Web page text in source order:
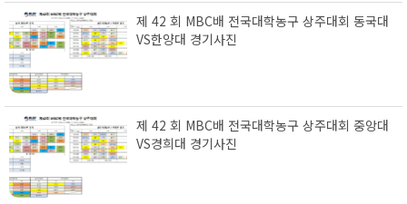
제 42 회 MBC배 전국대학농구 상주대회 동국대
VS한양대 경기사진
제 42 회 MBC배 전국대학농구 상주대회 중앙대
VS경희대 경기사진